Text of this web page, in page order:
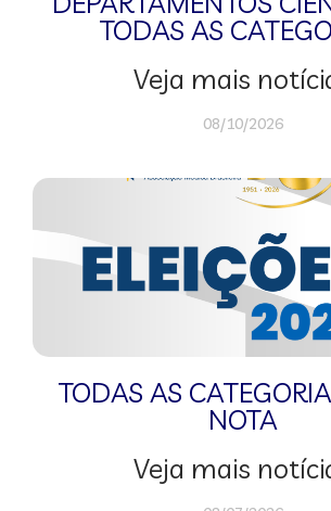
TODAS AS
Veja mais
08/10/2026
TODAS AS
NOTA
Veja mais